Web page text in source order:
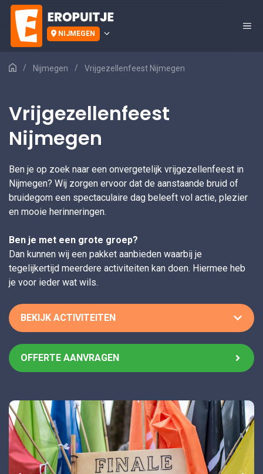
naar
inhoud
NIJMEGEN
m
/ Nijmegen / Vrijgezellenfeest Nijmegen
Vrijgezellenfeest
Nijmegen
Ben je op zoek naar een onvergetelijk vrijgezellenfeest in
Nijmegen? Wij zorgen ervoor dat de aanstaande bruid of
bruidegom een spectaculaire dag beleeft vol actie, plezier
en mooie herinneringen.
Ben je met een grote groep?
Dan kunnen wij een pakket aanbieden waarbij je
tegelijkertijd meerdere activiteiten kan doen. Hiermee heb
je voor ieder wat wils.
BEKIJK ACTIVITEITEN
OFFERTE AANVRAGEN